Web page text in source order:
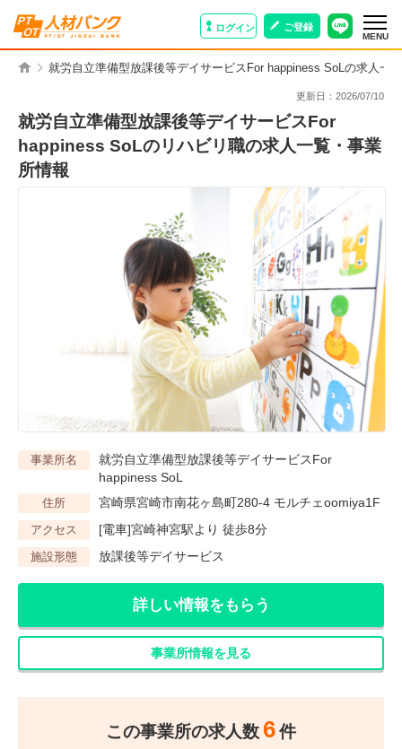
ログイン ご登録
MENU
就労自立準備型放課後等デイサービスFor happiness SoLの求人一
更新日： 2026/07/10
就労自立準備型放課後等デイサービスFor
happiness SoLのリハビリ職の求人一覧・事業
所情報
事業所名
就労自立準備型放課後等デイサービスFor
happiness SoL
住所 宮崎県宮崎市南花ヶ島町280-4 モルチェoomiya1F
アクセス [電車]宮崎神宮駅より 徒歩8分
施設形態 放課後等デイサービス
詳しい情報をもらう
事業所情報を見る
この事業所の求人数 6件